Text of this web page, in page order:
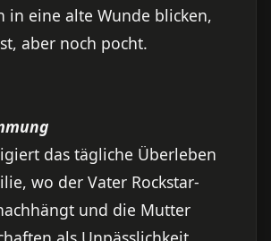
in eine alte Wunde blicken,
aber noch pocht.
das tägliche Überleben
wo der Vater Rockstar-
und die Mutter